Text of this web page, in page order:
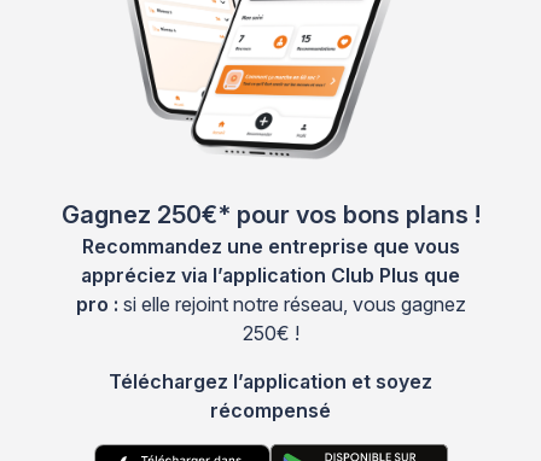
Gagnez 250€* pour vos bons plans !
Recommandez une entreprise que vous
appréciez via l’application Club Plus que
pro : si elle rejoint notre réseau, vous gagnez
250€ !
Téléchargez l’application et soyez
récompensé